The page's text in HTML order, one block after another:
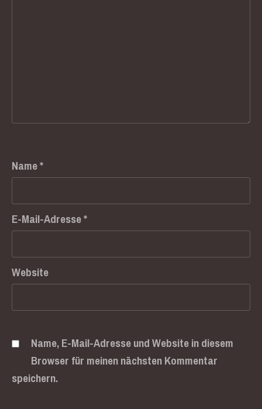
Name*
E-Mail-Adresse*
Website
Name, E-Mail-Adresse und Website in diesem
Browser für meinen nächsten Kommentar
speichern.
Previous